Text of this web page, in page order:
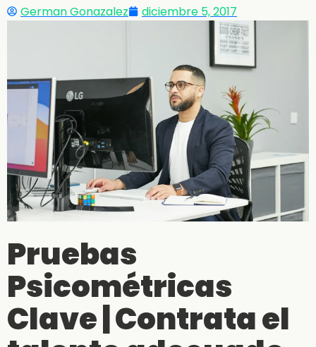
German Gonazalez diciembre 5, 2017
Pruebas
Psicométricas
Clave | Contrata el